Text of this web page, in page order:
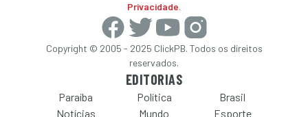
Privacidade.
Copyright © 2005 - 2025 ClickPB. Todos os direitos
reservados.
EDITORIAS
Paraíba Política
Brasil
Notícias
Mundo Esporte